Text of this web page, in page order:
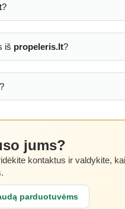
?
iš propeleris.lt?
jums?
kontaktus ir valdykite,
parduotuvėms